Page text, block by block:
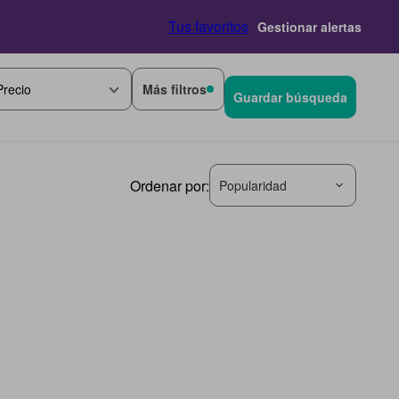
Tus favoritos Gestionar alertas
Más filtros Guardar búsqueda
Ordenar por: Popularidad